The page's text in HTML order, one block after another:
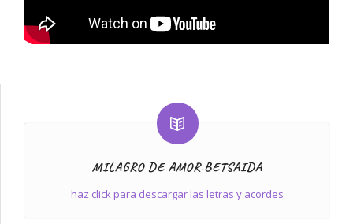
MILAGRO DE AMOR.BETSAIDA
haz click para descargar las letras y acordes